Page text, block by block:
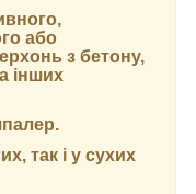
або
з бетону,
інших
так і у сухих